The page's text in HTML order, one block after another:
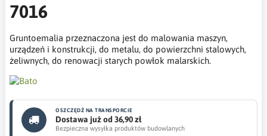
7016
Gruntoemalia przeznaczona jest do malowania maszyn,
urządzeń i konstrukcji, do metalu, do powierzchni stalowych,
żeliwnych, do renowacji starych powłok malarskich.
OSZCZĘDŹ NA TRANSPORCIE
Dostawa już od 36,90 zł
Bezpieczna wysyłka produktów budowlanych